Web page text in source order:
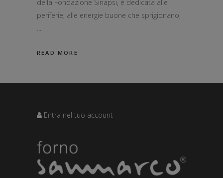
della Fondazione Sinapsi, è dedicata alle
periferie, alle energie buone che sprigionano,
READ MORE
Entra nel tuo account